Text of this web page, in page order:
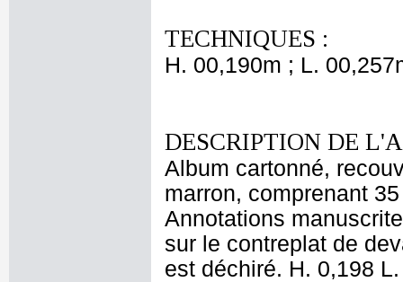
TECHNIQUES :
H. 00,190m ; L.
DESCRIPTION DE
Album cartonné,
marron, comprenant
Annotations
sur le contreplat de
est déchiré. H. 0,198